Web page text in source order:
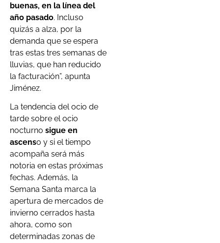
buenas, en la línea del
año pasado. Incluso
quizás a alza, por la
demanda que se espera
tras estas tres semanas de
lluvias, que han reducido
la facturación”, apunta
Jiménez.
La tendencia del ocio de
tarde sobre el ocio
nocturno sigue en
ascenso y si el tiempo
acompaña será más
notoria en estas próximas
fechas. Además, la
Semana Santa marca la
apertura de mercados de
invierno cerrados hasta
ahora, como son
determinadas zonas de